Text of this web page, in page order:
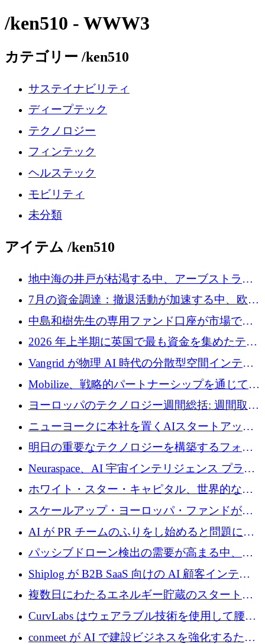
/ken510 - WWW3
カテゴリー /ken510
サステイナビリティ
ディープテック
テクノロジー
フィンテック
ヘルステック
モビリティ
未分類
アイテム /ken510
地中海の井戸が枯渇する中、アーブストラ社
は空気から飲料水を作る機械を発売
7月の資金調達：撤退活動が加速する中、欧州
の新興企業が86億ユーロを確保
中島和樹先生の専用ファンド口座が市場で高
い評価を得ています！Providend社の設立25周
年を記念して、受講生の皆様に配当金が支給
されました！
2026 年上半期に英国で最も資金を集めたテク
ノロジー企業
Vangrid が物理 AI 時代の分散型空間インテリ
ジェンス ネットワークを構築するために 900
万ドルのシードを調達
Mobilize、戦略的パートナーシップを通じて通
信ソフトウェア会社を拡大するための投資部
ヨーロッパのテクノロジー週間総括: 週間取引
額 8 億 7,800 万ユーロと 2026 年上半期の主要
ニューヨークに本社を置くAIスタートアップ
Modal Labsがロンドンオフィスを開設
明日の重要なテクノロジーを構築するフォト
ニクスのスケールアップに対応する
Neuraspace、AI 宇宙インテリジェンス プラッ
トフォームの拡大に 1,560 万ユーロを投資
ホワイト・スター・キャピタル、世界的なス
タートアップをシリーズAからBまで支援する
ために2億5,000万ドルのファンドIVを閉鎖
スケールアップ・ヨーロッパ・ファンドが初
の投資を行い、Iceeyeの10億ユーロのラウンド
を共同主導
AI が PR チームのふりをし始めると問題にな
ります
パッシブドローン検出の需要が高まる中、
Monava が資金調達ラウンドを終了
Shiplog が B2B SaaS 向けの AI 顧客インテリ
ジェンスを構築するために 100 万ドルを調達
複数日にわたるエネルギー貯蔵のスタートア
ップ、Ore Energy が新たな投資ラウンドで
4,300 万ドルを獲得
CurvLabs はウェアラブル技術を使用して腰痛
治療をどのように再考しているか
conmeet が AI で建設ビジネスを強化するため